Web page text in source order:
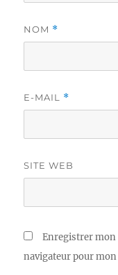
NOM *
E-MAIL *
SITE WEB
Enregistrer
navigateur pour